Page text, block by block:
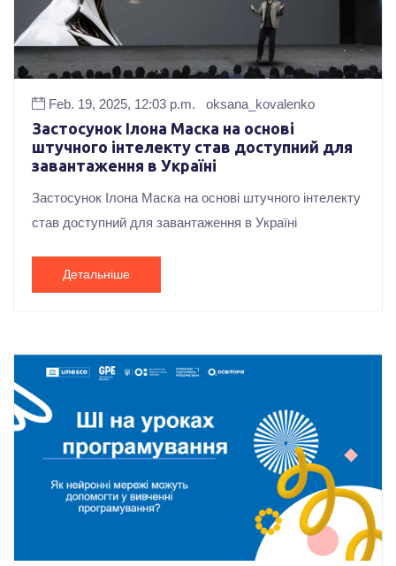
Feb. 19, 2025, 12:03 p.m. oksana_kovalenko
Застосунок Ілона Маска на основі
штучного інтелекту став доступний для
завантаження в Україні
Застосунок Ілона Маска на основі штучного інтелекту
став доступний для завантаження в Україні
Детальніше